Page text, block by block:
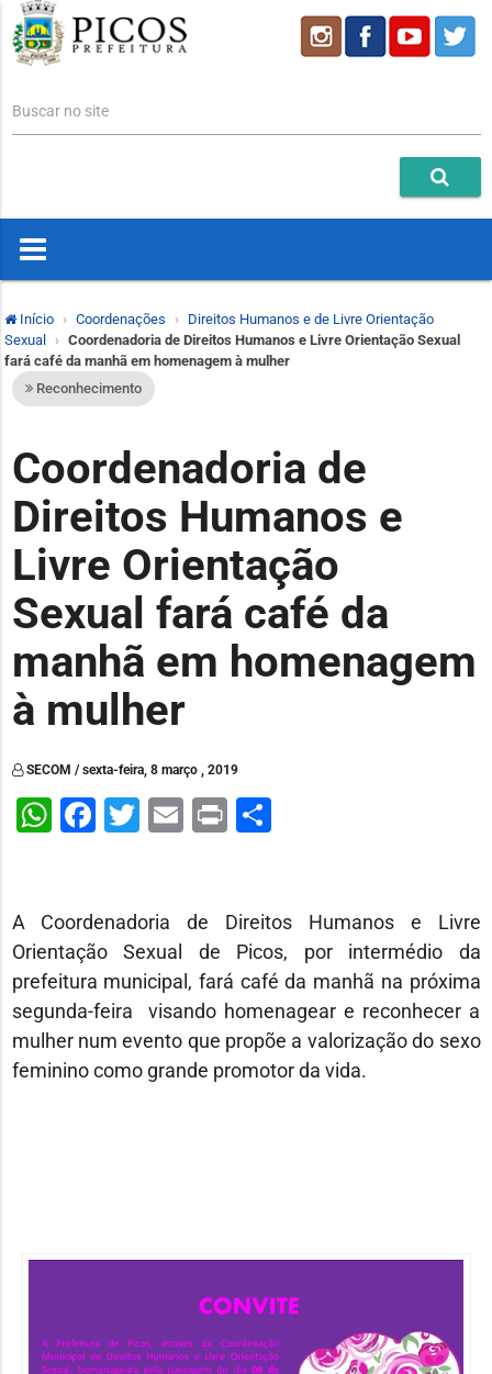
Buscar no site
Início Coordenações
Direitos Humanos e de Livre Orientação
Sexual
Coordenadoria de Direitos Humanos e Livre Orientação Sexual
fará café da manhã em homenagem à mulher
Reconhecimento
Coordenadoria de
Direitos Humanos e
Livre Orientação
Sexual fará café da
manhã em homenagem
à mulher
SECOM / sexta-feira, 8 março , 2019
WhatsApp
Facebook
Twitter
Email
PrintShare
A Coordenadoria de Direitos Humanos e Livre
Orientação Sexual de Picos, por intermédio da
prefeitura municipal, fará café da manhã na próxima
segunda-feira visando homenagear e reconhecer a
mulher num evento que propõe a valorização do sexo
feminino como grande promotor da vida.